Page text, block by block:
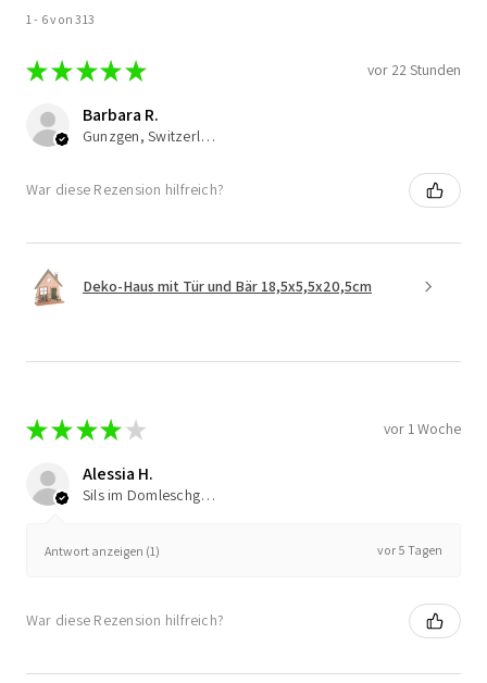
1 - 6 von 313
★★ ★★★ vor 22 Stunden
Barbara R.
Gunzgen, Switzerland
War diese Rezension hilfreich?
Deko-Haus mit Tür und Bär 18,5x5,5x20,5cm
★★ ★★ ★ vor 1 Woche
Alessia H.
Sils im Domleschg, Switzerland
Antwort anzeigen (1) vor 5 Tagen
War diese Rezension hilfreich?